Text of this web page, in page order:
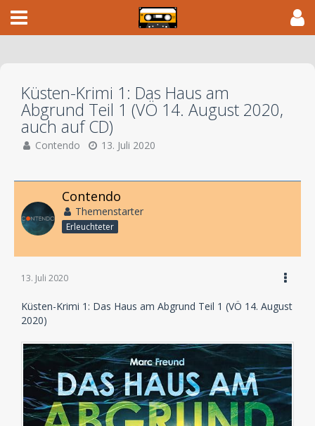
Küsten-Krimi 1: Das Haus am
Abgrund Teil 1 (VÖ 14. August 2020,
auch auf CD)
Contendo 13. Juli 2020
Contendo
Themenstarter
Erleuchteter
13. Juli 2020
Küsten-Krimi 1: Das Haus am Abgrund Teil 1 (VÖ 14. August
2020)